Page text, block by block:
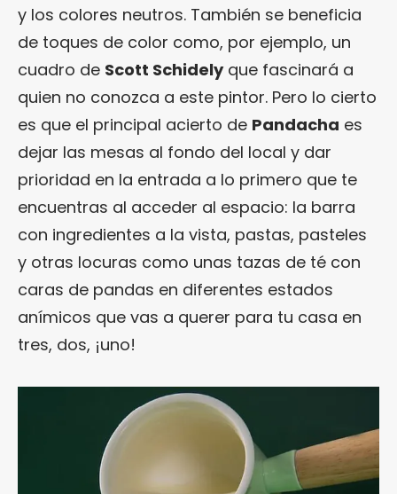
y los colores neutros. También se beneficia
de toques de color como, por ejemplo, un
cuadro de Scott Schidelyque fascinará a
quien no conozca a este pintor. Pero lo cierto
es que el principal acierto de Pandacha es
dejar las mesas al fondo del local y dar
prioridad en la entrada a lo primero que te
encuentras al acceder al espacio: la barra
con ingredientes a la vista, pastas, pasteles
y otras locuras como unas tazas de té con
caras de pandas en diferentes estados
anímicos que vas a querer para tu casa en
tres, dos, ¡uno!